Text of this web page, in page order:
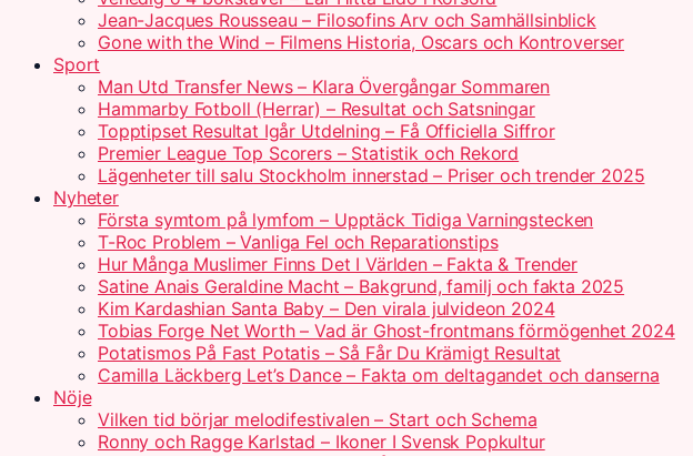
Jean-Jacques Rousseau – Filosofins Arv och Samhällsinblick
Gone with the Wind – Filmens Historia, Oscars och Kontroverser
Sport
Man Utd Transfer News – Klara Övergångar Sommaren
Hammarby Fotboll (Herrar) – Resultat och Satsningar
Topptipset Resultat Igår Utdelning – Få Officiella Siffror
Premier League Top Scorers – Statistik och Rekord
Lägenheter till salu Stockholm innerstad – Priser och trender 2025
Nyheter
Första symtom på lymfom – Upptäck Tidiga Varningstecken
T-Roc Problem – Vanliga Fel och Reparationstips
Hur Många Muslimer Finns Det I Världen – Fakta & Trender
Satine Anais Geraldine Macht – Bakgrund, familj och fakta 2025
Kim Kardashian Santa Baby – Den virala julvideon 2024
Tobias Forge Net Worth – Vad är Ghost-frontmans förmögenhet 2024
Potatismos På Fast Potatis – Så Får Du Krämigt Resultat
Camilla Läckberg Let’s Dance – Fakta om deltagandet och danserna
Nöje
Vilken tid börjar melodifestivalen – Start och Schema
Ronny och Ragge Karlstad – Ikoner I Svensk Popkultur